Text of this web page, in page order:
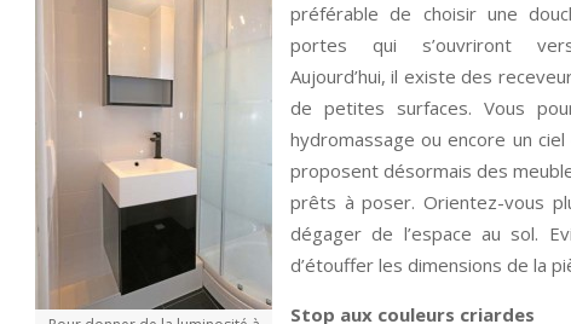
préférable de choisir une
portes qui s’ouvriront
Aujourd’hui, il existe des
de petites surfaces. Vous
hydromassage ou encore un
proposent désormais des
prêts à poser. Orientez-vous
dégager de l’espace au sol.
d’étouffer les dimensions de la
Stop aux couleurs criardes